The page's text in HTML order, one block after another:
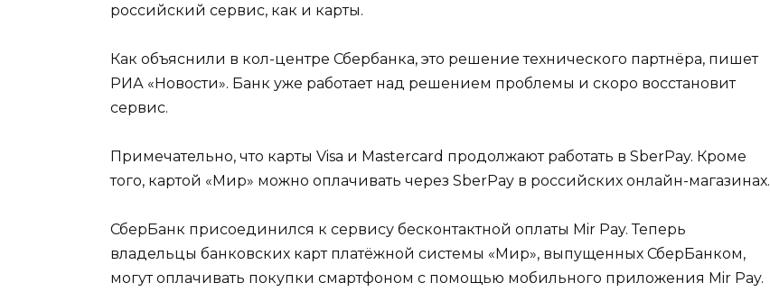
российский сервис, как и карты.
Как объяснили в кол-центре Сбербанка, это решение технического партнёра, пишет
РИА «Новости». Банк уже работает над решением проблемы и скоро восстановит
сервис.
Примечательно, что карты Visa и Mastercard продолжают работать в SberPay. Кроме
того, картой «Мир» можно оплачивать через SberPay в российских онлайн-магазинах.
СберБанк присоединился к сервису бесконтактной оплаты Mir Pay. Теперь
владельцы банковских карт платёжной системы «Мир», выпущенных СберБанком,
могут оплачивать покупки смартфоном с помощью мобильного приложения Mir Pay.